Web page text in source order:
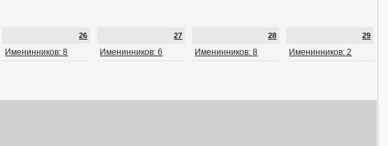
26
Именинников: 8
27
Именинников: 6
28
Именинников: 8
29
Именинников: 2